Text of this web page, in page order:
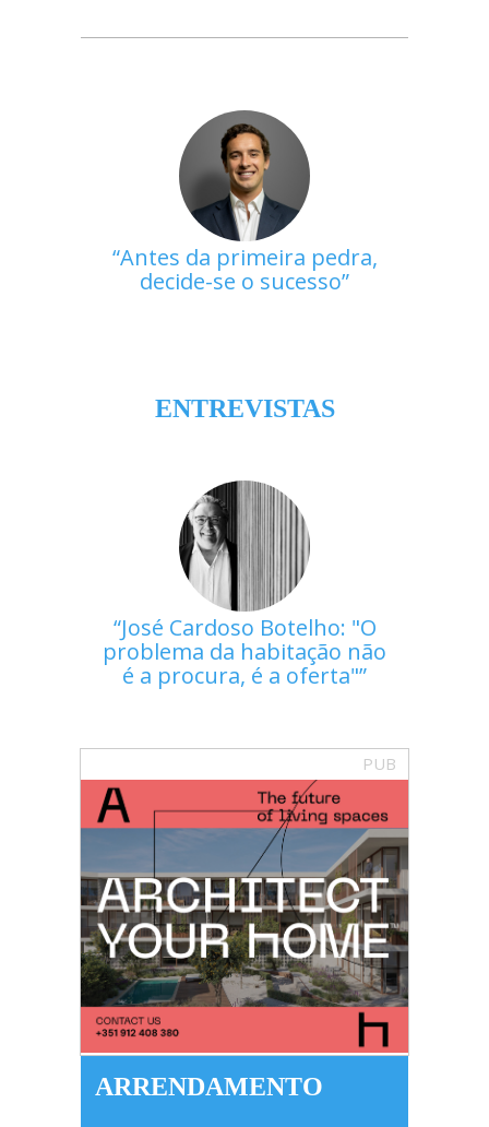
Antes da primeira pedra,
decide-se o sucesso
ENTREVISTAS
José Cardoso Botelho: "O
problema da habitação não
é a procura, é a oferta"
PUB
ARRENDAMENTO